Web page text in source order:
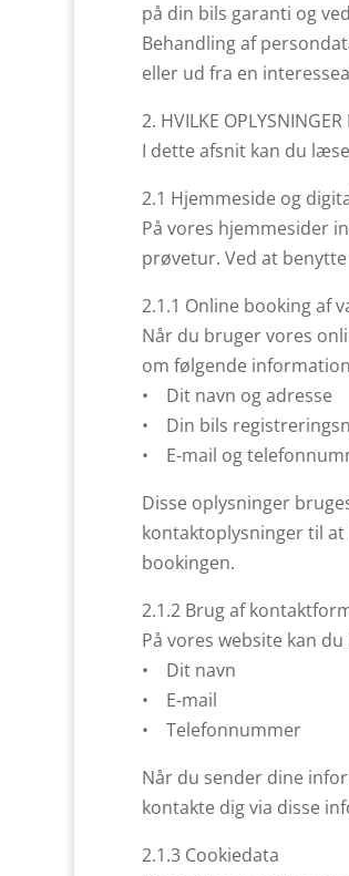
på din bils garanti og
Behandling af
eller ud fra en
2. HVILKE
I dette afsnit kan du
2.1 Hjemmeside og
På vores hjemmesider
prøvetur. Ved at
2.1.1 Online booking af
Når du bruger vores
om følgende
• Dit navn og adresse
• Din bils
• E-mail og
Disse oplysninger
kontaktoplysninger til
bookingen.
2.1.2 Brug af
På vores website kan
• Dit navn
• E-mail
• Telefonnummer
Når du sender dine
kontakte dig via disse
2.1.3 Cookiedata